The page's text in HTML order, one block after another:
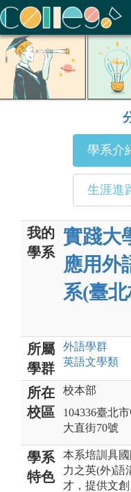
ColleGo! 大學選才與高中育
學系介
生涯進
我的
學系
實踐大
應用外
系(臺
所屬
學群
外語學群
英語文學類
所在
校區
校本部
104336臺北
大直街70號
學系
特色
本系培訓具
力之英(外)語
才，提供文